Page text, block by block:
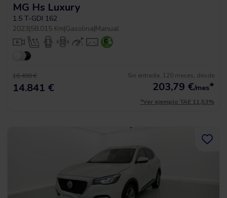
MG Hs Luxury
1.5 T-GDI 162
2023|58.015 Km|Gasolina|Manual
16.490 €
14.841 €
Sin entrada, 120 meses, desde
203,79 €/mes*
*Ver ejemplo TAE 11,53%